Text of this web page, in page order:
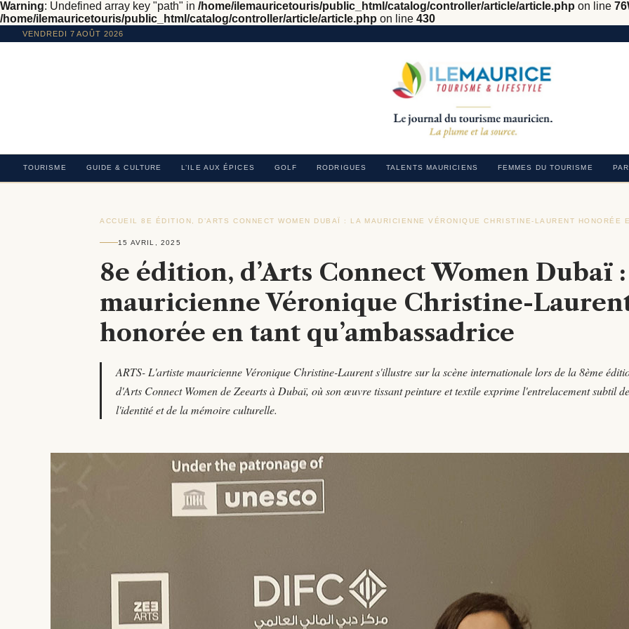
Warning: Undefined array key "path" in /home/ilemauricetouris/public_html/catalog/controller/article/article.php on line 76
/home/ilemauricetouris/public_html/catalog/controller/article/article.php on line 430
VENDREDI 7 AOÛT 2026
TOURISME GUIDE & CULTURE L’ILE AUX ÉPICES GOLF RODRIGUES TALENTS MAURICIENS FEMMES DU TOURISME
ACCUEIL ›8E ÉDITION, D’ARTS CONNECT WOMEN DUBAÏ : LA MAURICIENNE VÉRONIQUE CHRISTINE-LAURENT HONORÉE
15 AVRIL, 2025
8e édition, d’Arts Connect Women Dubaï
mauricienne Véronique Christine-
honorée en tant qu’ambassadrice
ARTS- L'artiste mauricienne Véronique Christine-Laurent s'illustre sur la scène internationale lors de la 8ème
d'Arts Connect Women de Zeearts à Dubaï, où son œuvre tissant peinture et textile exprime l'entrelacement subtil de
l'identité et de la mémoire culturelle.